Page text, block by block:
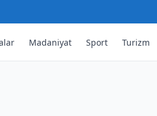
Madaniyat Sport Turizm